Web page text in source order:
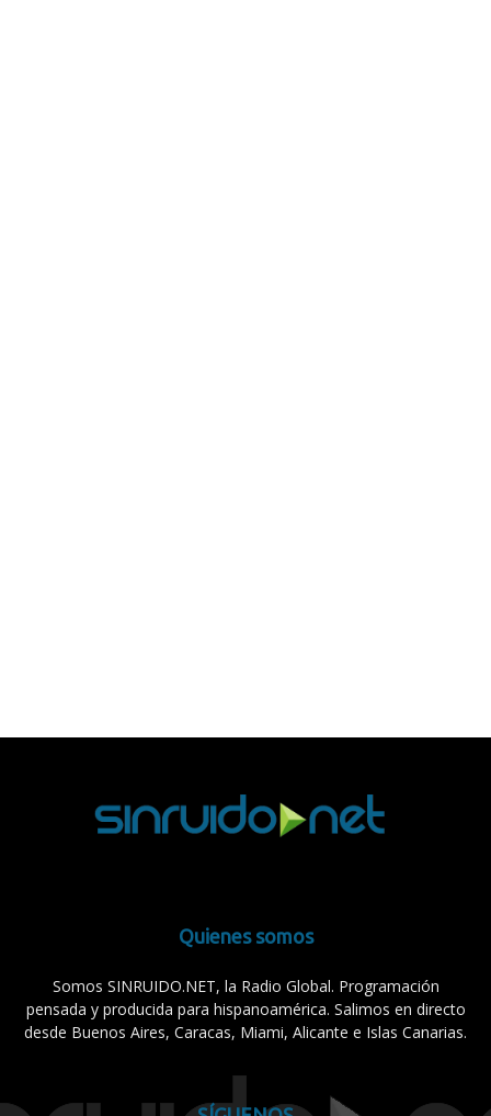
Quienes somos
Somos SINRUIDO.NET, la Radio Global. Programación
pensada y producida para hispanoamérica. Salimos en directo
desde Buenos Aires, Caracas, Miami, Alicante e Islas Canarias.